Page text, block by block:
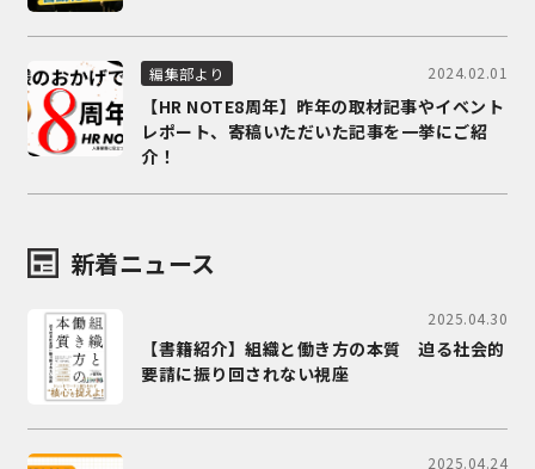
編集部より 2024.02.01
【HR NOTE8周年】昨年の取材記事やイベント
レポート、寄稿いただいた記事を一挙にご紹
介！
新着ニュース
2025.04.30
【書籍紹介】組織と働き方の本質 迫る社会的
要請に振り回されない視座
2025.04.24